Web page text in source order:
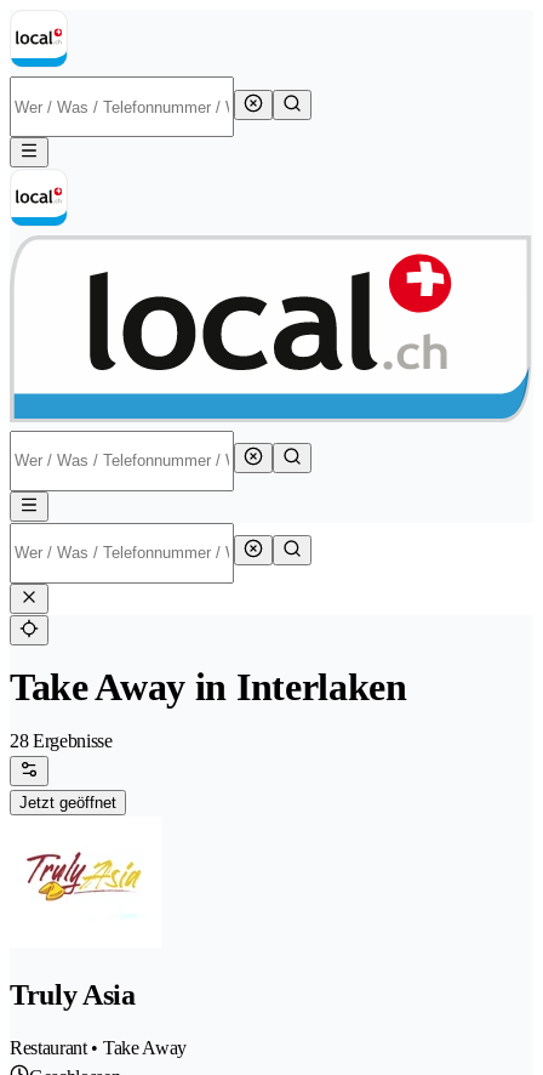
Take Away in Interlaken
28 Ergebnisse
Jetzt geöffnet
Truly Asia
Restaurant • Take Away